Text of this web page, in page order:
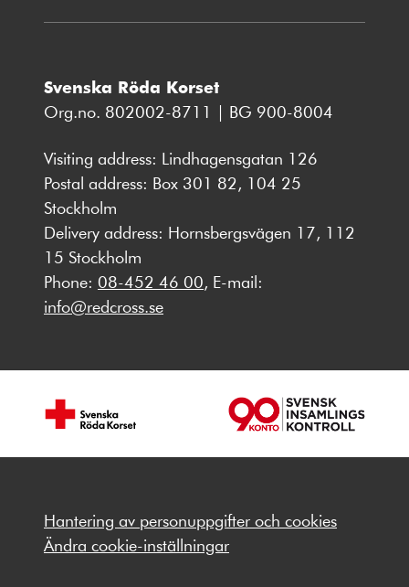
Svenska Röda Korset
Org.no. 802002-8711 | BG 900-8004
Visiting address: Lindhagensgatan 126
Postal address: Box 301 82, 104 25
Stockholm
Delivery address: Hornsbergsvägen 17, 112
15 Stockholm
Phone: 08-452 46 00, E-mail:
info@redcross.se
Hantering av personuppgifter och cookies
Ändra cookie-inställningar